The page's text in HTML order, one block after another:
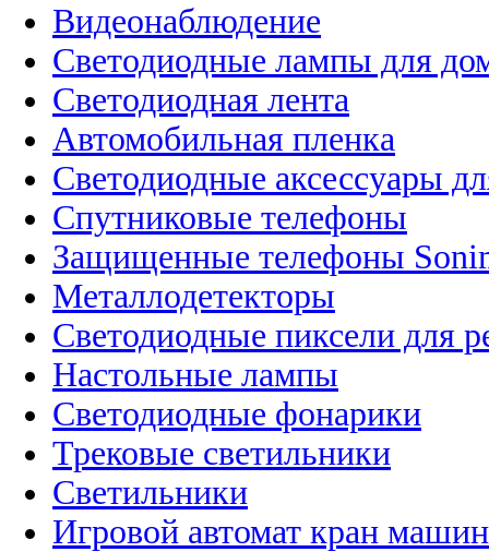
Видеонаблюдение
Светодиодные лампы для
Светодиодная лента
Автомобильная пленка
Светодиодные аксессуары
Спутниковые телефоны
Защищенные телефоны
Металлодетекторы
Светодиодные пиксели для
Настольные лампы
Светодиодные фонарики
Трековые светильники
Светильники
Игровой автомат кран